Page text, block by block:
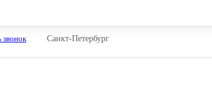
звонок Санкт-Петербург